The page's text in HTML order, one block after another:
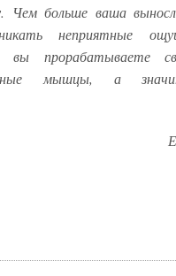
Чем больше ваша
неприятные
вы прорабатываете
мышцы, а